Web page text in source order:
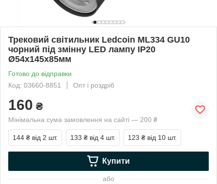
Трековий світильник Ledcoin ML334 GU10
чорний під змінну LED лампу IP20
Ø54х145х85мм
Готово до відправки
Код: 03660-8851
Опт і роздріб
160 ₴
Мінімальна сума замовлення на сайті — 200 ₴
144 ₴ від 2 шт. 133 ₴ від 4 шт. 123 ₴ від 10 шт.
Купити
або